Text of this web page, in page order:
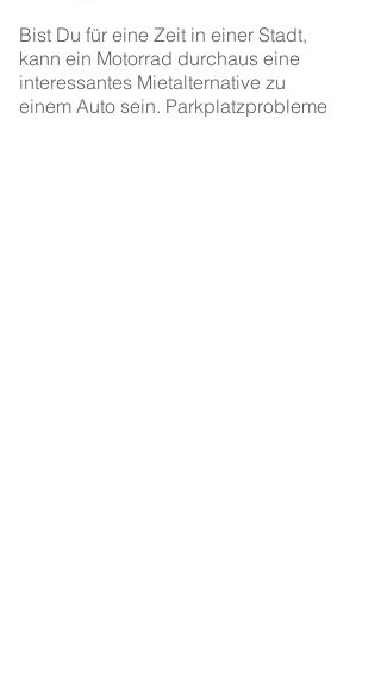
Bist Du für eine Zeit in einer Stadt,
kann ein Motorrad durchaus eine
interessantes Mietalternative zu
einem Auto sein. Parkplatzprobleme